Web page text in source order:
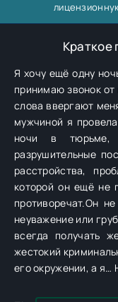
Краткое
Я хочу ещё одну
принимаю звонок
слова ввергают
мужчиной я
ночи в тюрьме,
разрушительные
расстройства,
которой он ещё не
противоречат.Он
неуважение или
всегда получать
жестокий
его окружении, а я…